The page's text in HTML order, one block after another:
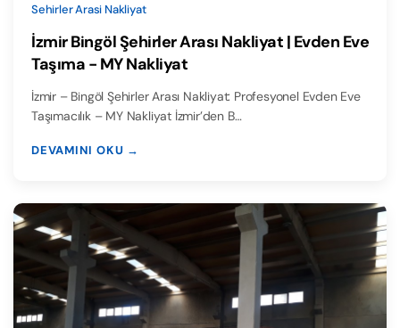
Sehirler Arasi Nakliyat
İzmir Bingöl Şehirler Arası Nakliyat | Evden Eve
Taşıma - MY Nakliyat
İzmir – Bingöl Şehirler Arası Nakliyat: Profesyonel Evden Eve
Taşımacılık – MY Nakliyat İzmir’den B…
DEVAMINI OKU →